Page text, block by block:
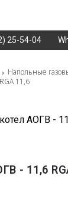
25-54-04
Напольные
11,6
- 11,6